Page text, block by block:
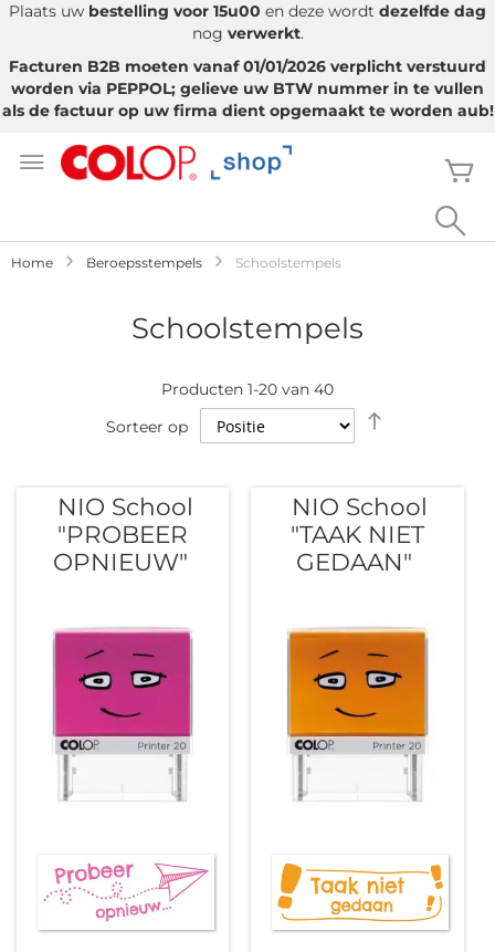
Plaats uw bestelling voor 15u00 en deze wordt dezelfde dag
nog verwerkt.
Facturen B2B moeten vanaf 01/01/2026 verplicht verstuurd
worden via PEPPOL; gelieve uw BTW nummer in te vullen
als de factuur op uw firma dient opgemaakt te worden aub!
naar
Home Beroepsstempels Schoolstempels
Schoolstempels
Producten 1-20 van 40
Sorteer op
sorteren
NIO School
"PROBEER
OPNIEUW"
NIO School
"TAAK NIET
GEDAAN"